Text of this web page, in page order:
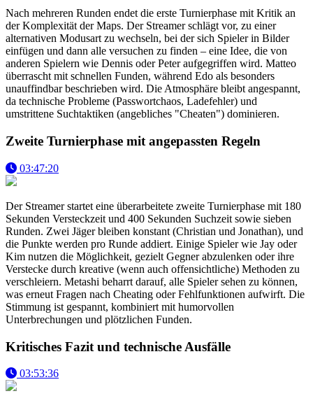
Nach mehreren Runden endet die erste Turnierphase mit Kritik an
der Komplexität der Maps. Der Streamer schlägt vor, zu einer
alternativen Modusart zu wechseln, bei der sich Spieler in Bilder
einfügen und dann alle versuchen zu finden – eine Idee, die von
anderen Spielern wie Dennis oder Peter aufgegriffen wird. Matteo
überrascht mit schnellen Funden, während Edo als besonders
unauffindbar beschrieben wird. Die Atmosphäre bleibt angespannt,
da technische Probleme (Passwortchaos, Ladefehler) und
umstrittene Suchtaktiken (angebliches "Cheaten") dominieren.
Zweite Turnierphase mit angepassten Regeln
03:47:20
Der Streamer startet eine überarbeitete zweite Turnierphase mit 180
Sekunden Versteckzeit und 400 Sekunden Suchzeit sowie sieben
Runden. Zwei Jäger bleiben konstant (Christian und Jonathan), und
die Punkte werden pro Runde addiert. Einige Spieler wie Jay oder
Kim nutzen die Möglichkeit, gezielt Gegner abzulenken oder ihre
Verstecke durch kreative (wenn auch offensichtliche) Methoden zu
verschleiern. Metashi beharrt darauf, alle Spieler sehen zu können,
was erneut Fragen nach Cheating oder Fehlfunktionen aufwirft. Die
Stimmung ist gespannt, kombiniert mit humorvollen
Unterbrechungen und plötzlichen Funden.
Kritisches Fazit und technische Ausfälle
03:53:36